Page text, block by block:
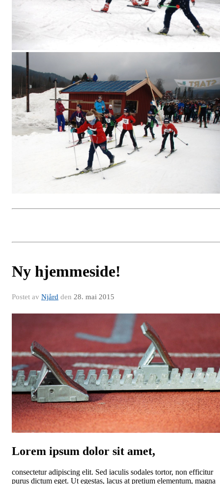
Ny hjemmeside!
Postet av Njård den 28. mai 2015
Lorem ipsum dolor sit amet,
consectetur adipiscing elit. Sed iaculis sodales tortor, non efficitur
purus dictum eget. Ut egestas, lacus at pretium elementum, magna